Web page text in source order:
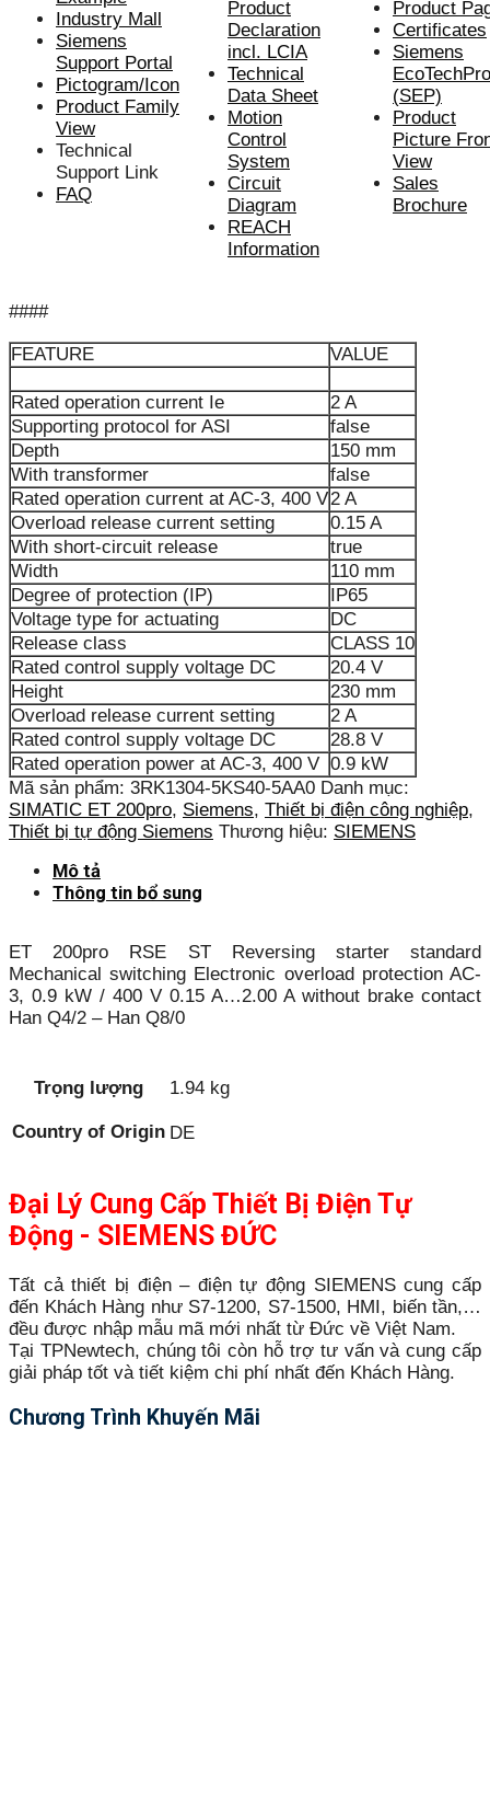
Industry Mall
Siemens
Support Portal
Pictogram/Icon
Product Family
View
Technical
Support Link
FAQ
Product
Declaration
incl. LCIA
Technical
Data Sheet
Motion
Control
System
Circuit
Diagram
REACH
Information
Product
Certificates
Siemens
(SEP)
Product
Picture
View
Sales
Brochure
####
FEATURE VALUE
Rated operation current Ie
2 A
Supporting protocol for ASI
false
Depth
150 mm
With transformer
false
Rated operation current at AC-3, 400 V2 A
Overload release current setting
0.15 A
With short-circuit release
true
Width
110 mm
Degree of protection (IP)
IP65
Voltage type for actuating
DC
Release class
CLASS 10
Rated control supply voltage DC
20.4 V
Height
230 mm
Overload release current setting
2 A
Rated control supply voltage DC
28.8 V
Rated operation power at AC-3, 400 V 0.9 kW
Mã sản phẩm: 3RK1304-5KS40-5AA0 Danh mục:
SIMATIC ET 200pro, Siemens, Thiết bị điện công nghiệp,
Thiết bị tự động Siemens Thương hiệu: SIEMENS
Mô tả
Thông tin bổ sung
ET 200pro RSE ST Reversing starter standard
Mechanical switching Electronic overload protection AC-
3, 0.9 kW / 400 V 0.15 A…2.00 A without brake contact
Han Q4/2 – Han Q8/0
Trọng lượng 1.94 kg
Country of Origin DE
Đại Lý Cung Cấp Thiết Bị Điện Tự
Động - SIEMENS ĐỨC
Tất cả thiết bị điện – điện tự động SIEMENS cung cấp
đến Khách Hàng như S7-1200, S7-1500, HMI, biến tần,…
đều được nhập mẫu mã mới nhất từ Đức về Việt Nam.
Tại TPNewtech, chúng tôi còn hỗ trợ tư vấn và cung cấp
giải pháp tốt và tiết kiệm chi phí nhất đến Khách Hàng.
Chương Trình Khuyến Mãi